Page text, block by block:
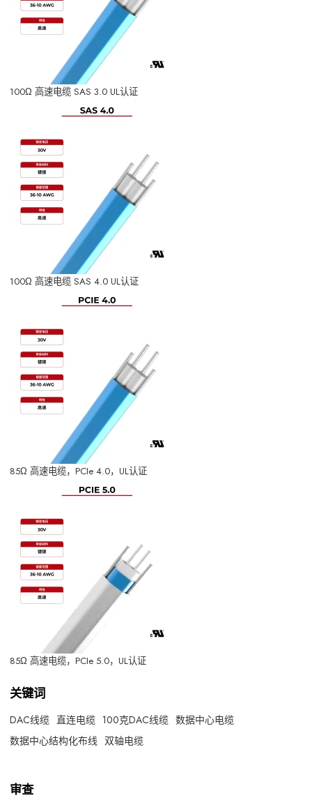
100Ω 高速电缆 SAS 3.0 UL认证
100Ω 高速电缆 SAS 4.0 UL认证
85Ω 高速电缆，PCIe 4.0，UL认证
85Ω 高速电缆，PCIe 5.0，UL认证
关键词
DAC线缆 直连电缆 100克DAC线缆 数据中心电缆
数据中心结构化布线 双轴电缆
审查